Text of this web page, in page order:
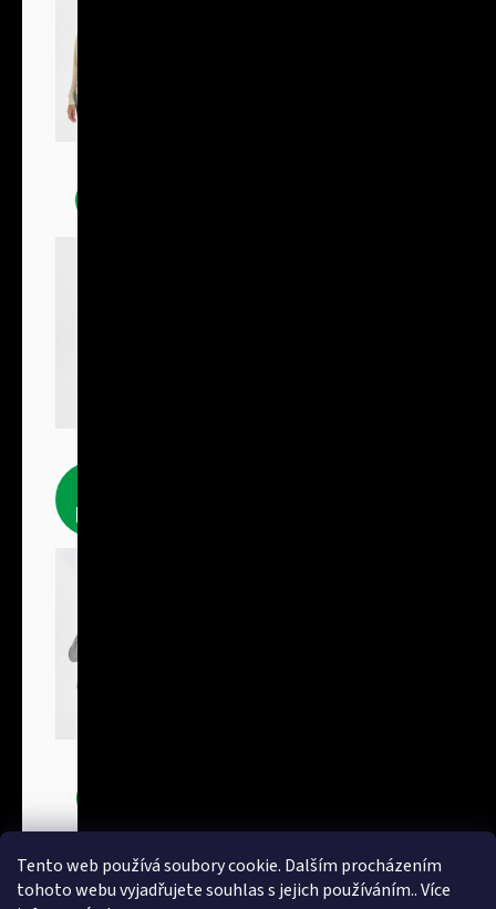
Tento web používá soubory cookie. Dalším procházením
tohoto webu vyjadřujete souhlas s jejich používáním.. Více
produkty